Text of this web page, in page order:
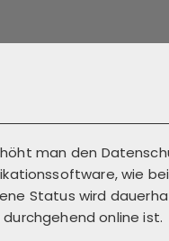
man den
wie
Status wird
online ist.